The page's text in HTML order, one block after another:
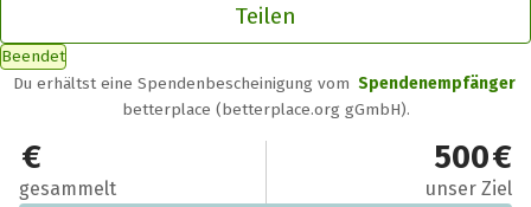
Teilen
Beendet
Du erhältst eine Spendenbescheinigung vom Spendenempfänger
betterplace (betterplace.org gGmbH).
0 €
gesammelt
500 €
unser Ziel